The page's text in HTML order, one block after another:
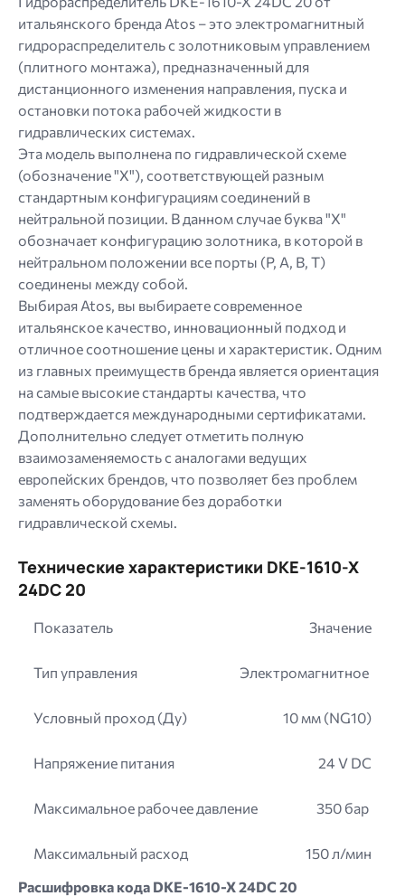
итальянского бренда Atos – это электромагнитный
гидрораспределитель с золотниковым управлением
(плитного монтажа), предназначенный для
дистанционного изменения направления, пуска и
остановки потока рабочей жидкости в
гидравлических системах.
Эта модель выполнена по гидравлической схеме
(обозначение "X"), соответствующей разным
стандартным конфигурациям соединений в
нейтральной позиции. В данном случае буква "X"
обозначает конфигурацию золотника, в которой в
нейтральном положении все порты (P, A, B, T)
соединены между собой.
Выбирая Atos, вы выбираете современное
итальянское качество, инновационный подход и
отличное соотношение цены и характеристик. Одним
из главных преимуществ бренда является ориентация
на самые высокие стандарты качества, что
подтверждается международными сертификатами.
Дополнительно следует отметить полную
взаимозаменяемость с аналогами ведущих
европейских брендов, что позволяет без проблем
заменять оборудование без доработки
гидравлической схемы.
Технические характеристики DKE-1610-X
24DC 20
Показатель Значение
Тип управления Электромагнитное
Условный проход (Ду) 10 мм (NG10)
Напряжение питания 24 V DC
Максимальное рабочее давление 350 бар
Максимальный расход
150 л/мин
Расшифровка кода DKE-1610-X 24DC 20